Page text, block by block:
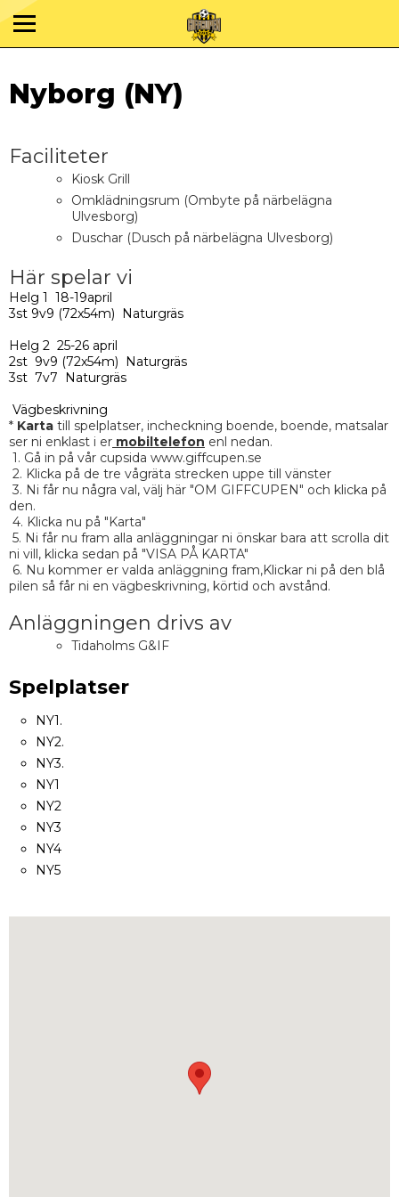
Nyborg (NY)
Faciliteter
Kiosk Grill
Omklädningsrum (Ombyte på närbelägna
Ulvesborg)
Duschar (Dusch på närbelägna Ulvesborg)
Här spelar vi
Helg 1 18-19april
3st 9v9 (72x54m) Naturgräs
Helg 2 25-26 april
2st 9v9 (72x54m) Naturgräs
3st 7v7 Naturgräs
Vägbeskrivning
* Karta till spelplatser, incheckning boende, boende, matsalar
ser ni enklast i er mobiltelefon enl nedan.
1. Gå in på vår cupsida www.giffcupen.se
2. Klicka på de tre vågräta strecken uppe till vänster
3. Ni får nu några val, välj här "OM GIFFCUPEN" och klicka på
den.
4. Klicka nu på "Karta"
5. Ni får nu fram alla anläggningar ni önskar bara att scrolla dit
ni vill, klicka sedan på "VISA PÅ KARTA"
6. Nu kommer er valda anläggning fram,Klickar ni på den blå
pilen så får ni en vägbeskrivning, körtid och avstånd.
Anläggningen drivs av
Tidaholms G&IF
Spelplatser
NY1.
NY2.
NY3.
NY1
NY2
NY3
NY4
NY5